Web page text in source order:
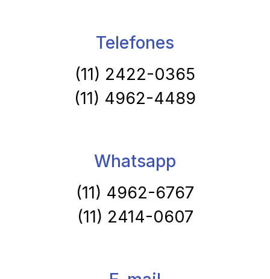
Telefones
(11) 2422-0365
(11) 4962-4489
Whatsapp
(11) 4962-6767
(11) 2414-0607